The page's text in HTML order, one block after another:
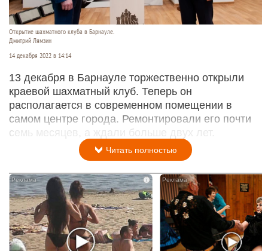
Открытие шахматного клуба в Барнауле.
Дмитрий Лямзин
14 декабря 2022 в 14:14
13 декабря в Барнауле торжественно открыли
краевой шахматный клуб. Теперь он
располагается в современном помещении в
самом центре города. Ремонтировали его почти
семь месяцев, а ждали больше двух лет.
Читать полностью
i